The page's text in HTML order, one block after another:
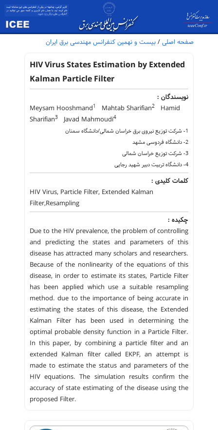
صفحه اصلی / بیست و نهمین کنفرانس مهندسی برق ایران
HIV Virus States Estimation by Extended
Kalman Particle Filter
نویسندگان :
Meysam Hooshmand1 Mahtab Sharifian2
Hamid
Sharifian3 Javad Mahmoudi4
1- شرکت توزیع نیروی برق خراسان شمالی/دانشگاه سمنان
2- دانشگاه فردوسی مشهد
3- شرکت توزیع خراسان شمالی
4- دانشگاه تربیت دبیر شهید رجایی
کلمات کلیدی :
HIV Virus, Particle Filter, Extended Kalman
Filter,Resampling
چکیده :
Due to the HIV prevalence, the problem of controlling
and predicting the states and parameters of this
disease has attracted many scholars and researchers.
Because of the nonlinearity of the equations of this
disease, in order to estimate its states, Particle Filter
has been applied which use a suitable resampling
method. due to the importance of being accurate in
estimating the states of this disease, the Extended
Kalman Filter has been used in determining the
optimal probable density function in a Particle Filter.
In this paper, by combining a particle filter and an
extended Kalman filter called EKPF, an attempt is
made to estimate the status and parameters of the
HIV equations. The simulation results confirm the
accuracy of state estimating of the disease using the
proposed Filter.